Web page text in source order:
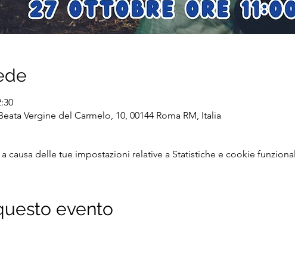
Vergine del Carmelo, 10, 00144 Roma RM, Italia
causa delle tue impostazioni relative a Statistiche e cookie
evento